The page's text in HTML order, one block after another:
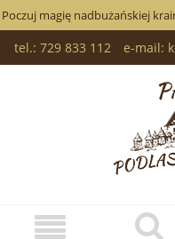
Poczuj magię nadbużańskiej
tel.: 729 833 112 e-mail: